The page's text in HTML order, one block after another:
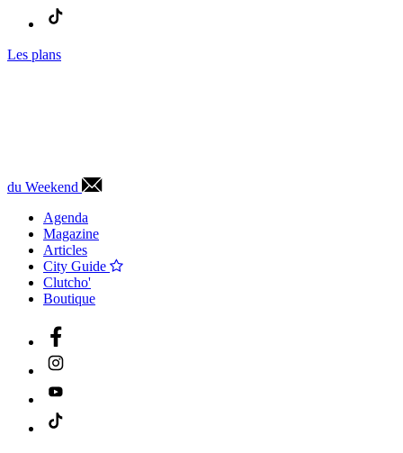
Les plans
du Weekend
Agenda
Magazine
Articles
City Guide
Clutcho'
Boutique